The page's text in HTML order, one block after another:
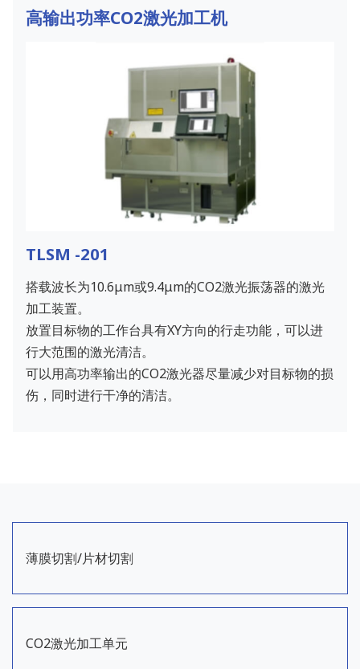
高输出功率CO2激光加工机
TLSM -201
搭载波长为10.6μm或9.4μm的CO2激光振荡器的激光
加工装置。
放置目标物的工作台具有XY方向的行走功能，可以进
行大范围的激光清洁。
可以用高功率输出的CO2激光器尽量减少对目标物的损
伤，同时进行干净的清洁。
薄膜切割/片材切割
CO2激光加工单元